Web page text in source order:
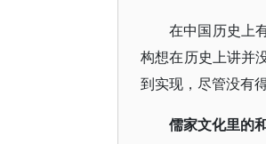
在中国历史上
构想在历史上讲并
到实现，尽管没有
儒家文化里的